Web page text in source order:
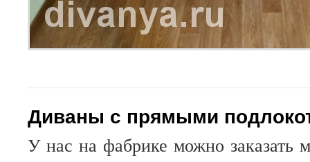
Диваны с прямыми
У нас на фабрике можно заказать